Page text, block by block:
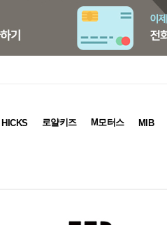
HICKS 로얄키즈 M모터스 MIB